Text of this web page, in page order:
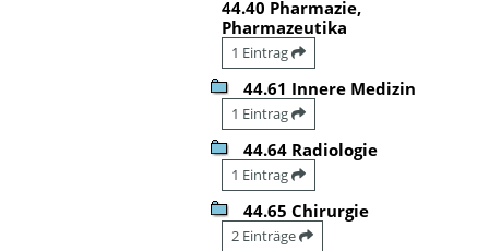
44.40 Pharmazie,
Pharmazeutika
1 Eintrag
44.61 Innere Medizin
1 Eintrag
44.64 Radiologie
1 Eintrag
44.65 Chirurgie
2 Einträge